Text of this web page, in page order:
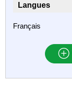
Langues
Français